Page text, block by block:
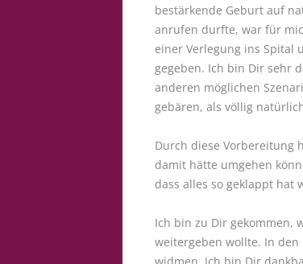
bestärkende Geburt auf
anrufen durfte, war für
einer Verlegung ins Spital
gegeben. Ich bin Dir sehr
anderen möglichen
gebären, als völlig
Durch diese Vorbereitung
damit hätte umgehen
dass alles so geklappt hat
Ich bin zu Dir gekommen,
weitergeben wollte. In den